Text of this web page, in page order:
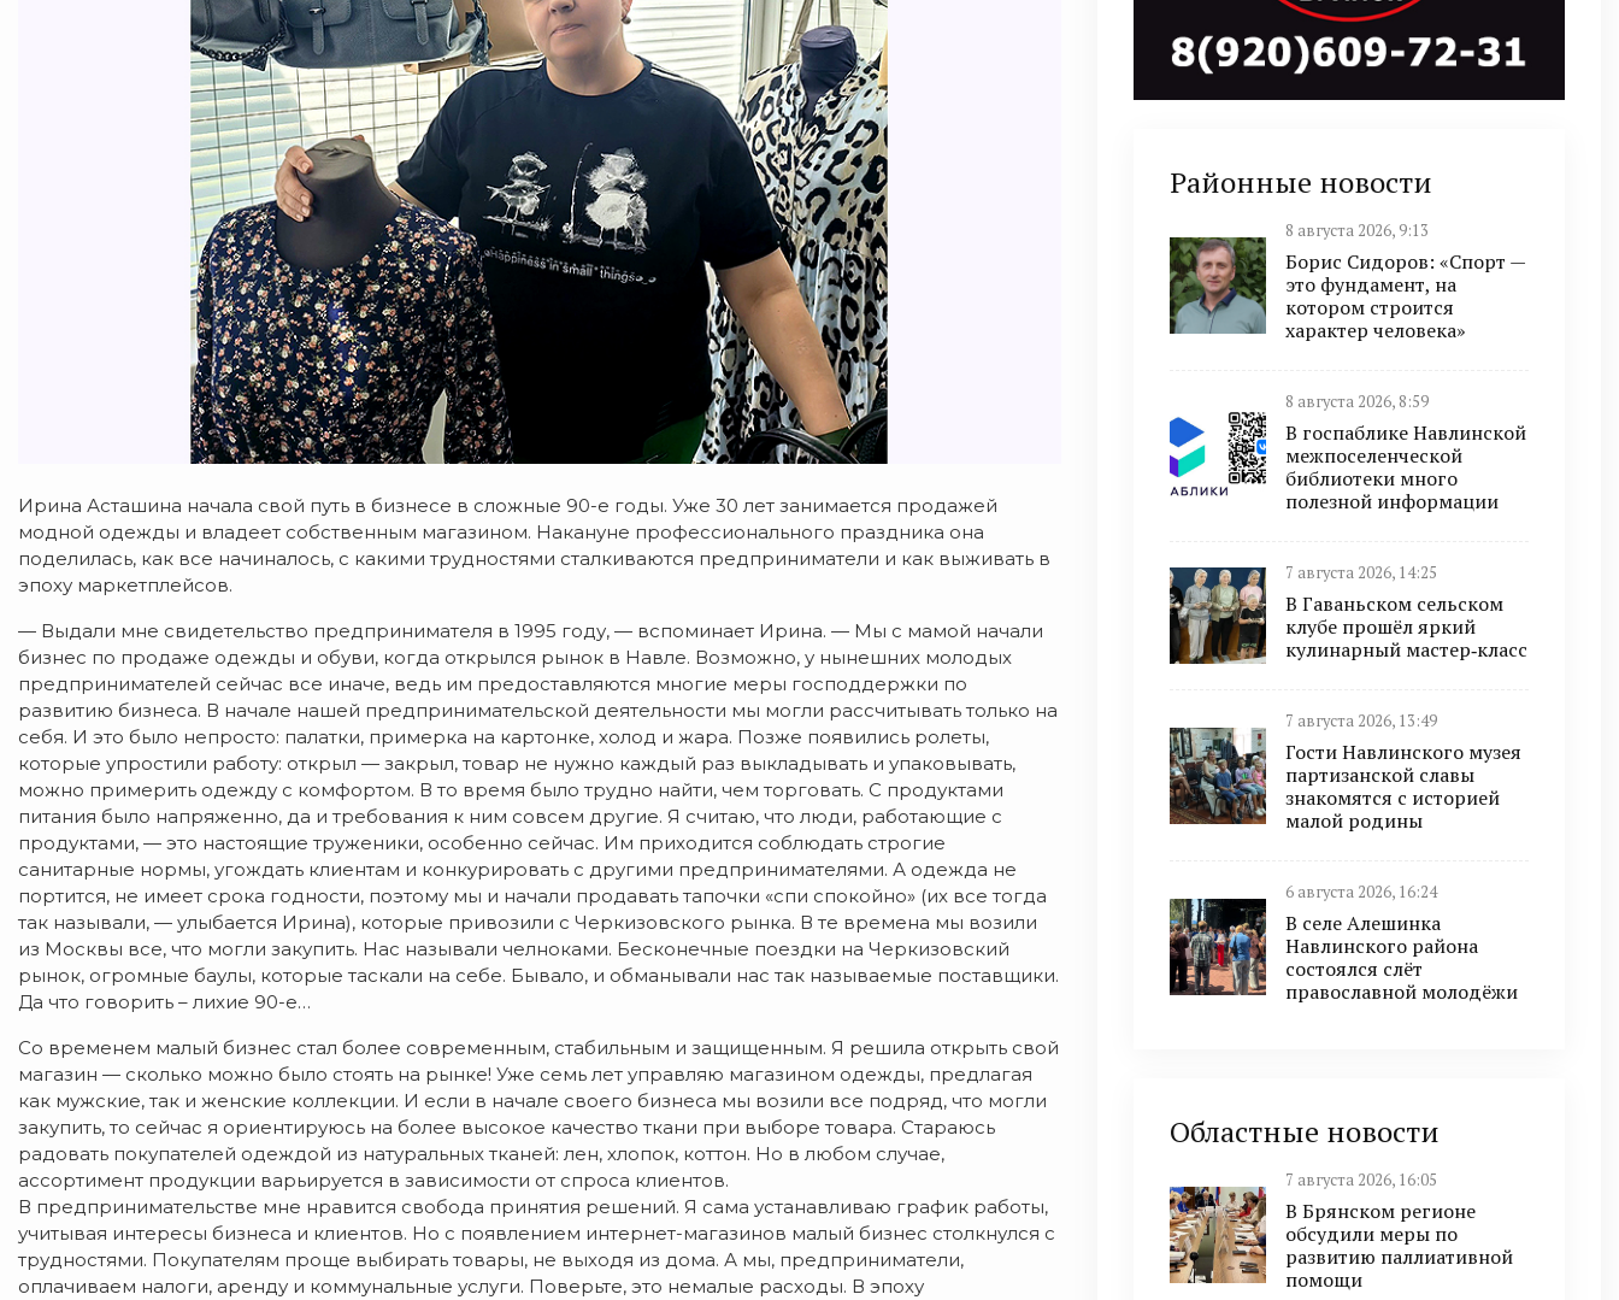
Ирина Асташина начала свой путь в бизнесе в сложные 90-е годы. Уже 30 лет занимается продажей
модной одежды и владеет собственным магазином. Накануне профессионального праздника она
поделилась, как все начиналось, с какими трудностями сталкиваются предприниматели и как выживать в
эпоху маркетплейсов.
— Выдали мне свидетельство предпринимателя в 1995 году, — вспоминает Ирина. — Мы с мамой начали
бизнес по продаже одежды и обуви, когда открылся рынок в Навле. Возможно, у нынешних молодых
предпринимателей сейчас все иначе, ведь им предоставляются многие меры господдержки по
развитию бизнеса. В начале нашей предпринимательской деятельности мы могли рассчитывать только на
себя. И это было непросто: палатки, примерка на картонке, холод и жара. Позже появились ролеты,
которые упростили работу: открыл — закрыл, товар не нужно каждый раз выкладывать и упаковывать,
можно примерить одежду с комфортом. В то время было трудно найти, чем торговать. С продуктами
питания было напряженно, да и требования к ним совсем другие. Я считаю, что люди, работающие с
продуктами, — это настоящие труженики, особенно сейчас. Им приходится соблюдать строгие
санитарные нормы, угождать клиентам и конкурировать с другими предпринимателями. А одежда не
портится, не имеет срока годности, поэтому мы и начали продавать тапочки «спи спокойно» (их все тогда
так называли, — улыбается Ирина), которые привозили с Черкизовского рынка. В те времена мы возили
из Москвы все, что могли закупить. Нас называли челноками. Бесконечные поездки на Черкизовский
рынок, огромные баулы, которые таскали на себе. Бывало, и обманывали нас так называемые поставщики.
Да что говорить – лихие 90-е…
Со временем малый бизнес стал более современным, стабильным и защищенным. Я решила открыть свой
магазин — сколько можно было стоять на рынке! Уже семь лет управляю магазином одежды, предлагая
как мужские, так и женские коллекции. И если в начале своего бизнеса мы возили все подряд, что могли
закупить, то сейчас я ориентируюсь на более высокое качество ткани при выборе товара. Стараюсь
радовать покупателей одеждой из натуральных тканей: лен, хлопок, коттон. Но в любом случае,
ассортимент продукции варьируется в зависимости от спроса клиентов.
В предпринимательстве мне нравится свобода принятия решений. Я сама устанавливаю график работы,
учитывая интересы бизнеса и клиентов. Но с появлением интернет-магазинов малый бизнес столкнулся с
трудностями. Покупателям проще выбирать товары, не выходя из дома. А мы, предприниматели,
оплачиваем налоги, аренду и коммунальные услуги. Поверьте, это немалые расходы. В эпоху
Районные новости
8 августа 2026, 9:13
Борис Сидоров: «Спорт —
это фундамент, на
котором строится
характер человека»
8 августа 2026, 8:59
В госпаблике Навлинской
межпоселенческой
библиотеки много
полезной информации
7 августа 2026, 14:25
В Гаваньском сельском
клубе прошёл яркий
кулинарный мастер‑класс
7 августа 2026, 13:49
Гости Навлинского музея
партизанской славы
знакомятся с историей
малой родины
6 августа 2026, 16:24
В селе Алешинка
Навлинского района
состоялся слёт
православной молодёжи
Областные новости
7 августа 2026, 16:05
В Брянском регионе
обсудили меры по
развитию паллиативной
помощи